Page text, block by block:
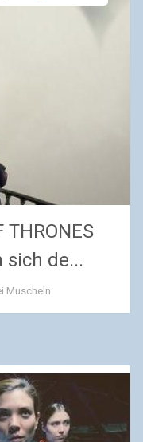
THRONES
sich de...
Muscheln